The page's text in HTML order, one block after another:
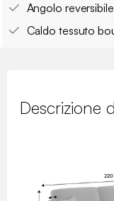
Angolo reversibile
Caldo tessuto
Descrizione